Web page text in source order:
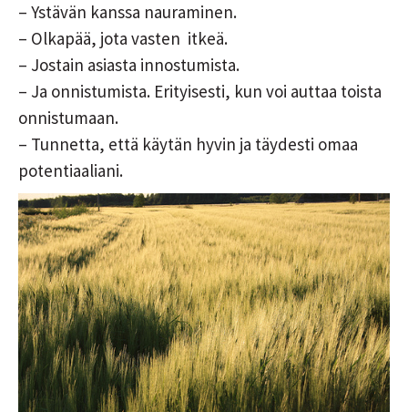
– Ystävän kanssa nauraminen.
– Olkapää, jota vasten itkeä.
– Jostain asiasta innostumista.
– Ja onnistumista. Erityisesti, kun voi auttaa toista
onnistumaan.
– Tunnetta, että käytän hyvin ja täydesti omaa
potentiaaliani.